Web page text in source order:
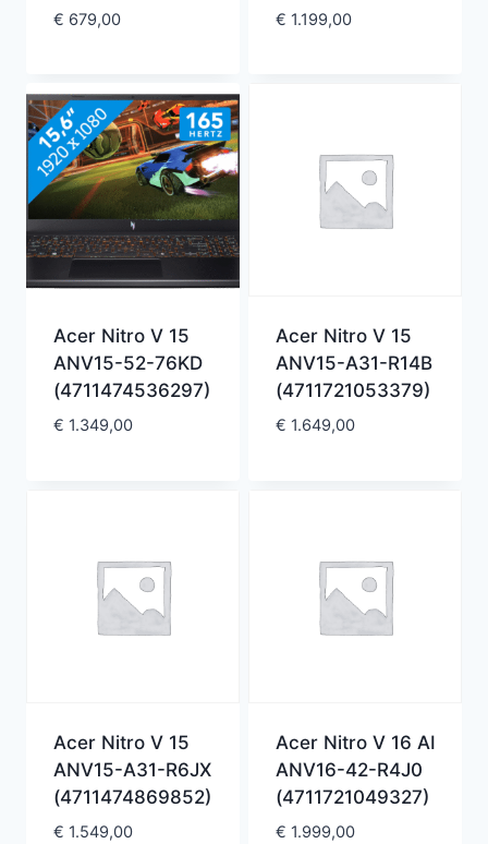
€ 679,00 € 1.199,00
Acer Nitro V 15
ANV15-52-76KD
(4711474536297)
€ 1.349,00
Acer Nitro V 15
ANV15-A31-R14B
(4711721053379)
€ 1.649,00
Acer Nitro V 15
ANV15-A31-R6JX
(4711474869852)
€ 1.549,00
Acer Nitro V 16 AI
ANV16-42-R4J0
(4711721049327)
€ 1.999,00